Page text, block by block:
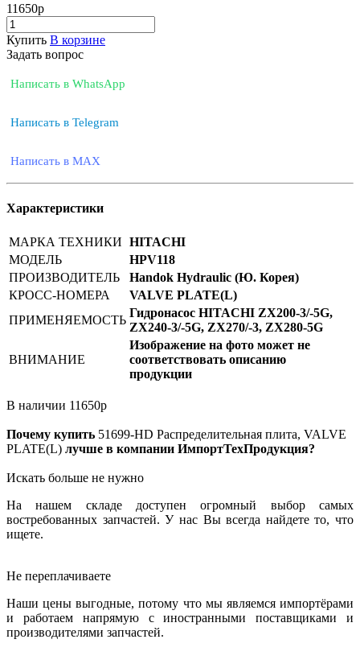
11650р
Купить В корзине
Задать вопрос
Написать в WhatsApp
Написать в Telegram
Написать в MAX
Характеристики
МАРКА ТЕХНИКИ HITACHI
МОДЕЛЬ
HPV118
ПРОИЗВОДИТЕЛЬ
Handok Hydraulic (Ю. Корея)
КРОСС-НОМЕРА
VALVE PLATE(L)
ПРИМЕНЯЕМОСТЬ
Гидронасос HITACHI ZX200-3/-5G,
ZX240-3/-5G, ZX270/-3, ZX280-5G
ВНИМАНИЕ
Изображение на фото может не
соответствовать описанию
продукции
В наличии 11650р
Почему купить 51699-HD Распределительная плита, VALVE
PLATE(L) лучше в компании ИмпортТехПродукция?
Искать больше не нужно
На нашем складе доступен огромный выбор самых
востребованных запчастей. У нас Вы всегда найдете то, что
ищете.
Не переплачиваете
Наши цены выгодные, потому что мы являемся импортёрами
и работаем напрямую с иностранными поставщиками и
производителями запчастей.